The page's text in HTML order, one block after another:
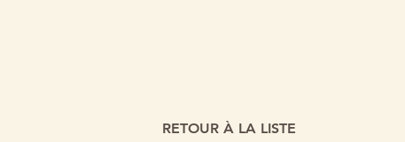
RETOUR À LA LISTE